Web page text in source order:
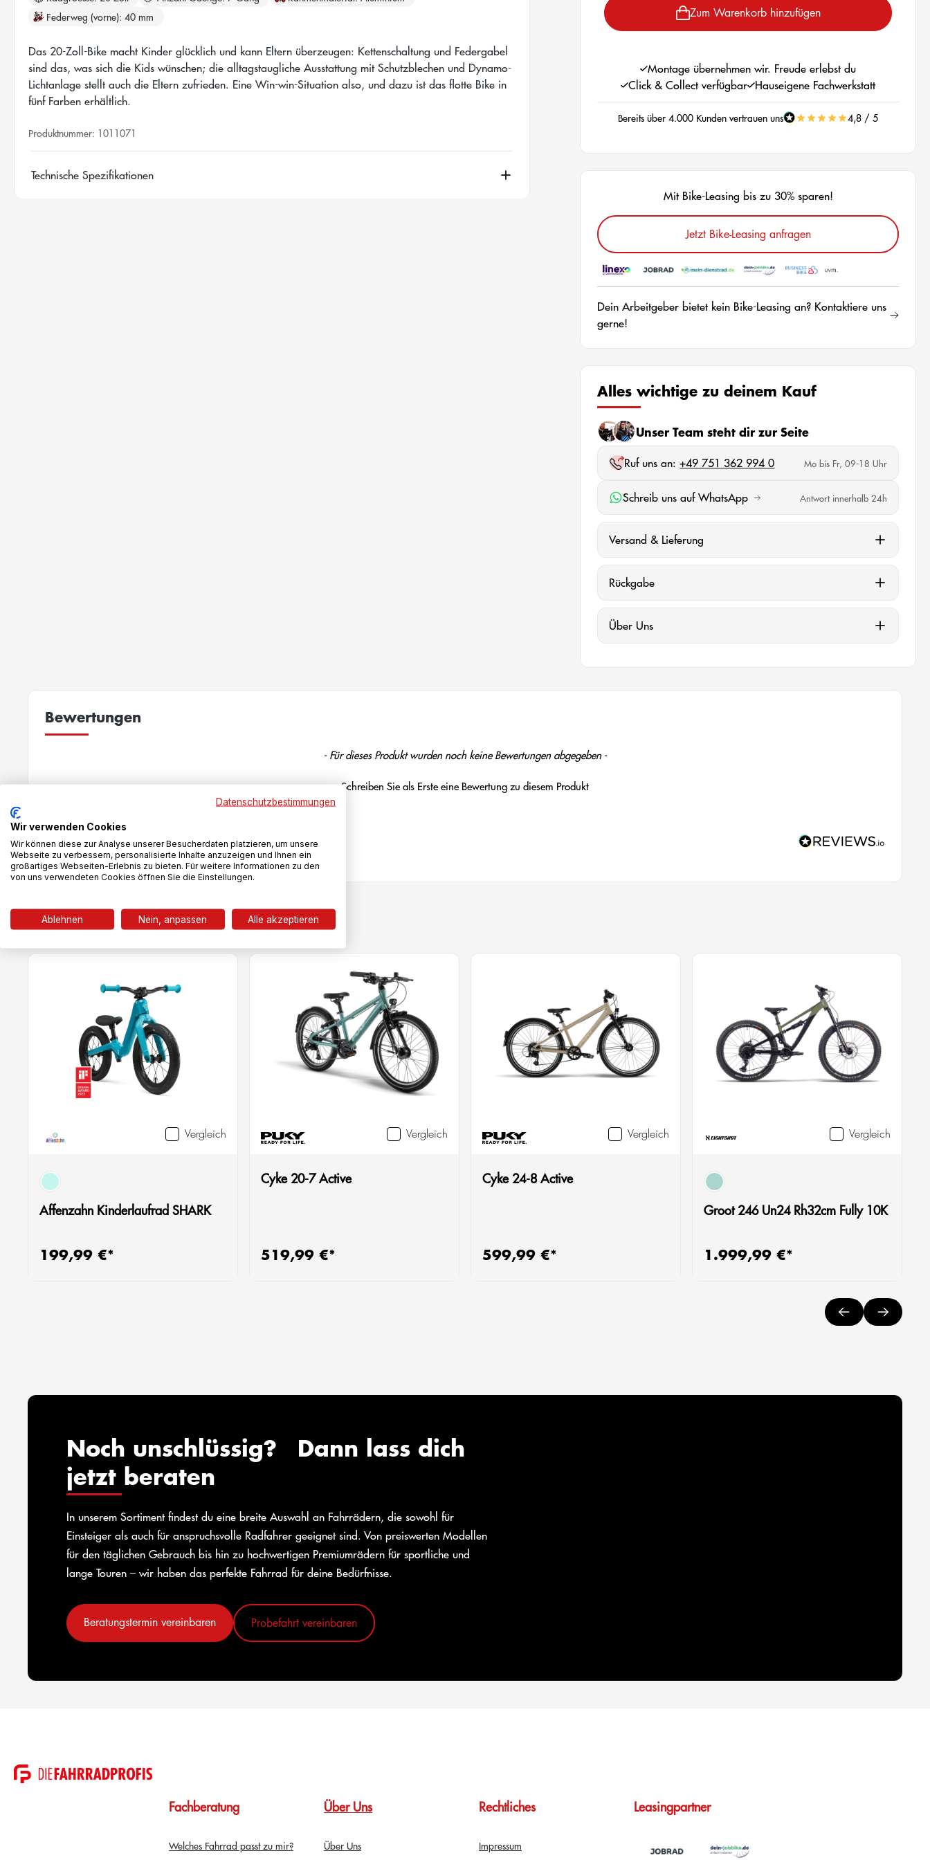
Zum Warenkorb hinzufügen
Montage übernehmen wir. Freude erlebst du
Click & Collect verfügbar Hauseigene Fachwerkstatt
Bereits über 4.000 Kunden vertrauen uns 4,8 / 5
Mit Bike-Leasing bis zu 30% sparen!
Jetzt Bike-Leasing anfragen
Dein Arbeitgeber bietet kein Bike-Leasing an? Kontaktiere uns
gerne!
Alles wichtige zu deinem Kauf
Unser Team steht dir zur Seite
Ruf uns an:+49 751 362 994 0 Mo bis Fr, 09-18 Uhr
Schreib uns auf WhatsApp Antwort innerhalb 24h
Versand & Lieferung
Rückgabe
Über Uns
Federweg (vorne) 40 mm
Das 20-Zoll-Bike macht Kinder glücklich und kann Eltern überzeugen: Kettenschaltung und Federgabel
sind das, was sich die Kids wünschen; die alltagstaugliche Ausstattung mit Schutzblechen und Dynamo-
Lichtanlage stellt auch die Eltern zufrieden. Eine Win-win-Situation also, und dazu ist das flotte Bike in
fünf Farben erhältlich.
Produktnummer: 1011071
Technische Spezifikationen
Bewertungen
- Für dieses Produkt wurden noch keine Bewertungen abgegeben -
Schreiben Sie als Erste eine Bewertung zu diesem Produkt
Das könnte dir auch gefallen
Vergleich
türkis
Affenzahn Kinderlaufrad SHARK
Regulärer Preis:
199,99 €*
Vergleich
Cyke 20-7 Active
Regulärer Preis:
519,99 €*
Vergleich
Cyke 24-8 Active
Regulärer Preis:
599,99 €*
Vergleich
grün
Groot 246 Un24 Rh32cm Fully 10K
Regulärer Preis:
1.999,99 €*
Noch unschlüssig? Dann lass dich
jetzt beraten
In unserem Sortiment findest du eine breite Auswahl an Fahrrädern, die sowohl für
Einsteiger als auch für anspruchsvolle Radfahrer geeignet sind. Von preiswerten Modellen
für den täglichen Gebrauch bis hin zu hochwertigen Premiumrädern für sportliche und
lange Touren – wir haben das perfekte Fahrrad für deine Bedürfnisse.
Beratungstermin vereinbaren Probefahrt vereinbaren
Fachberatung
Welches Fahrrad passt zu mir?
Über Uns
Über Uns
Rechtliches
Impressum
Leasingpartner
Datenschutzbestimmungen
Wir verwenden Cookies
Wir können diese zur Analyse unserer Besucherdaten platzieren, um unsere
Webseite zu verbessern, personalisierte Inhalte anzuzeigen und Ihnen ein
großartiges Webseiten-Erlebnis zu bieten. Für weitere Informationen zu den
von uns verwendeten Cookies öffnen Sie die Einstellungen.
Ablehnen Nein, anpassen Alle akzeptieren